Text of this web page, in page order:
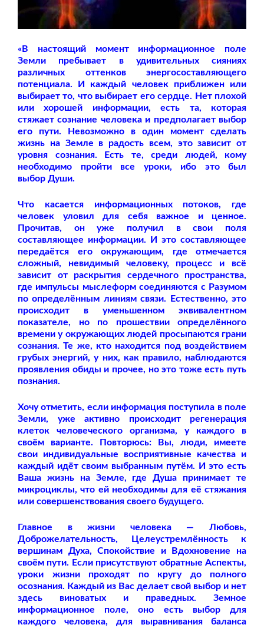
«В настоящий момент информационное поле
Земли пребывает в удивительных сияниях
различных оттенков энергосоставляющего
потенциала. И каждый человек приближен или
выбирает то, что выбирает его сердце. Нет плохой
или хорошей информации, есть та, которая
стяжает сознание человека и предполагает выбор
его пути. Невозможно в один момент сделать
жизнь на Земле в радость всем, это зависит от
уровня сознания. Есть те, среди людей, кому
необходимо пройти все уроки, ибо это был
выбор Души.
Что касается информационных потоков, где
человек уловил для себя важное и ценное.
Прочитав, он уже получил в свои поля
составляющее информации. И это составляющее
передаётся его окружающим, где отмечается
сложный, невидимый человеку, процесс и всё
зависит от раскрытия сердечного пространства,
где импульсы мыслеформ соединяются с Разумом
по определённым линиям связи. Естественно, это
происходит в уменьшенном эквивалентном
показателе, но по прошествии определённого
времени у окружающих людей просыпаются грани
сознания. Те же, кто находится под воздействием
грубых энергий, у них, как правило, наблюдаются
проявления обиды и прочее, но это тоже есть путь
познания.
Хочу отметить, если информация поступила в поле
Земли, уже активно происходит регенерация
клеток человеческого организма, у каждого в
своём варианте. Повторюсь: Вы, люди, имеете
свои индивидуальные восприятивные качества и
каждый идёт своим выбранным путём. И это есть
Ваша жизнь на Земле, где Душа принимает те
микроциклы, что ей необходимы для её стяжания
или совершенствования своего будущего.
Главное в жизни человека — Любовь,
Доброжелательность, Целеустремлённость к
вершинам Духа, Спокойствие и Вдохновение на
своём пути. Если присутствуют обратные Аспекты,
уроки жизни проходят по кругу до полного
осознания. Каждый из Вас делает свой выбор и нет
здесь виноватых и праведных. Земное
информационное поле, оно есть выбор для
каждого человека, для выравнивания баланса